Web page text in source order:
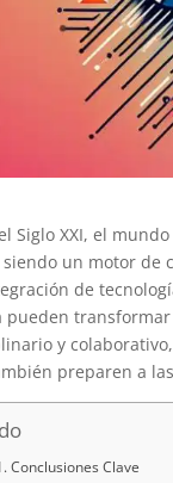
Siglo XXI, el
un motor de
de
pueden
y
preparen a
Conclusiones Clave